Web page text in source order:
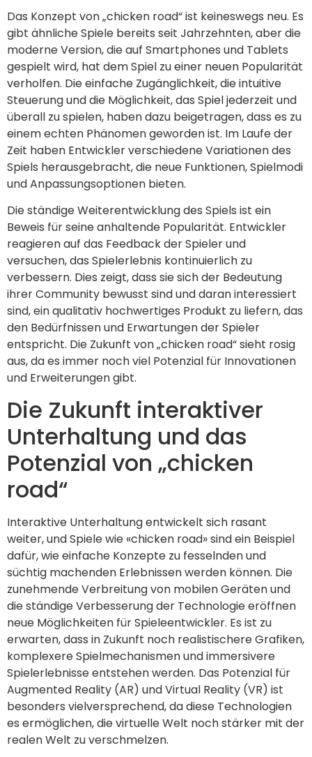
Das Konzept von „chicken road“ ist keineswegs neu. Es
gibt ähnliche Spiele bereits seit Jahrzehnten, aber die
moderne Version, die auf Smartphones und Tablets
gespielt wird, hat dem Spiel zu einer neuen Popularität
verholfen. Die einfache Zugänglichkeit, die intuitive
Steuerung und die Möglichkeit, das Spiel jederzeit und
überall zu spielen, haben dazu beigetragen, dass es zu
einem echten Phänomen geworden ist. Im Laufe der
Zeit haben Entwickler verschiedene Variationen des
Spiels herausgebracht, die neue Funktionen, Spielmodi
und Anpassungsoptionen bieten.
Die ständige Weiterentwicklung des Spiels ist ein
Beweis für seine anhaltende Popularität. Entwickler
reagieren auf das Feedback der Spieler und
versuchen, das Spielerlebnis kontinuierlich zu
verbessern. Dies zeigt, dass sie sich der Bedeutung
ihrer Community bewusst sind und daran interessiert
sind, ein qualitativ hochwertiges Produkt zu liefern, das
den Bedürfnissen und Erwartungen der Spieler
entspricht. Die Zukunft von „chicken road“ sieht rosig
aus, da es immer noch viel Potenzial für Innovationen
und Erweiterungen gibt.
Die Zukunft interaktiver
Unterhaltung und das
Potenzial von „chicken
road“
Interaktive Unterhaltung entwickelt sich rasant
weiter, und Spiele wie «chicken road» sind ein Beispiel
dafür, wie einfache Konzepte zu fesselnden und
süchtig machenden Erlebnissen werden können. Die
zunehmende Verbreitung von mobilen Geräten und
die ständige Verbesserung der Technologie eröffnen
neue Möglichkeiten für Spieleentwickler. Es ist zu
erwarten, dass in Zukunft noch realistischere Grafiken,
komplexere Spielmechanismen und immersivere
Spielerlebnisse entstehen werden. Das Potenzial für
Augmented Reality (AR) und Virtual Reality (VR) ist
besonders vielversprechend, da diese Technologien
es ermöglichen, die virtuelle Welt noch stärker mit der
realen Welt zu verschmelzen.